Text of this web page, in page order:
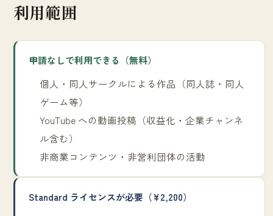
利用範囲
申請なしで利用できる（無料）
個人・同人サークルによる作品（同人誌・同人
ゲーム等）
YouTube への動画投稿（収益化・企業チャンネ
ル含む）
非商業コンテンツ・非営利団体の活動
Standard ライセンスが必要（¥2,200）